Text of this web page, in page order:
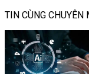
TIN CÙNG CHUYÊN